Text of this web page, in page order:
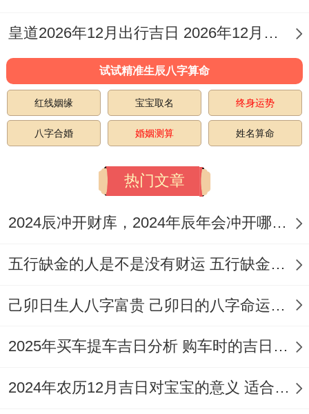
畏，并可考虑借助正南（太岁方）的祥与之
气！
三煞位:2026年的三煞位也在北方。此方位
提车旅程或在此方位进行重要的车辆相关交
易，以减少潜在阻碍！
月3日冲羊、1月10日冲虎、1月12日冲龙、
1月17日冲鸡、1月20日冲鼠、1月29日冲
折，千万要谨慎选择或采取化解措施！
紫白九星：紫白九星飞临的方位每年区别。
皇道2026年12月出行吉日 2026年12月出行的黄道吉日
试试精准生辰八字算命
红线姻缘 宝宝取名 终身运势
八字合婚 婚姻测算 姓名算命
热门文章
2024辰冲开财库，2024年辰年会冲开哪些人的财库
五行缺金的人是不是没有财运 五行缺金的人命运好不好
己卯日生人八字富贵 己卯日的八字命运如何
2025年买车提车吉日分析 购车时的吉日与禁忌
2024年农历12月吉日对宝宝的意义 适合龙年宝宝出生的日子有哪些